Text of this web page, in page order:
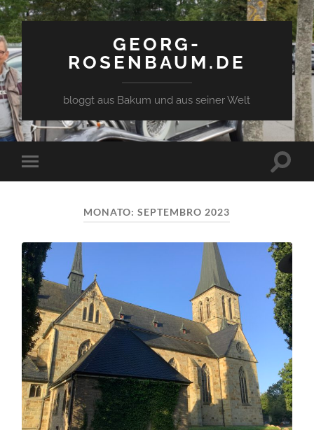
GEORG-
ROSENBAUM.DE
bloggt aus Bakum und aus seiner Welt
Toggle
mobile
Toggle
MONATO:SEPTEMBRO 2023